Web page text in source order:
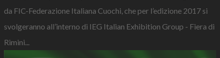
da FIC-Federazione Italiana Cuochi, che per l’edizione 2017 si
svolgeranno all’interno di IEG Italian Exhibition Group - Fiera di
Rimini...